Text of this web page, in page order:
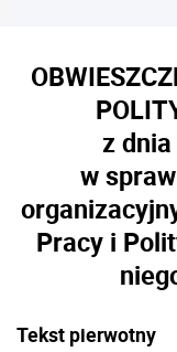
z
w
Pracy i
Tekst pierwotny